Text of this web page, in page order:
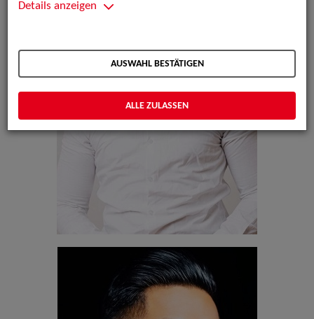
Details anzeigen
AUSWAHL BESTÄTIGEN
ALLE ZULASSEN